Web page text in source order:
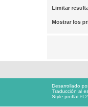
Limitar
Mostrar los
Desarrollado
Traducción al
Style proflat ©